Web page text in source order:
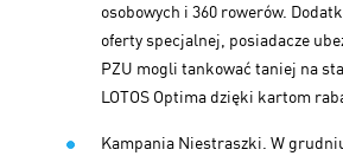
osobowych i 360 rowerów.
oferty specjalnej, posiadacze
PZU mogli tankować taniej na
LOTOS Optima dzięki kartom
Kampania Niestraszki. W